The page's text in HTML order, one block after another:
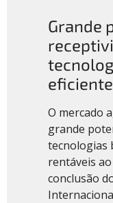
Grande
O mercado
grande
tecnologias
rentáveis
conclusão